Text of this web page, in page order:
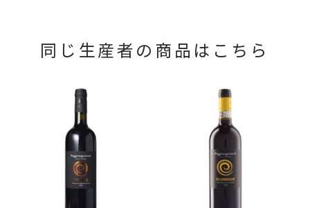
同じ生産者の商品はこちら